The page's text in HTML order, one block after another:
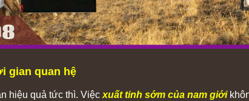
gian quan hệ
hiệu quả tức thì. Việc xuất tinh sớm của nam giới